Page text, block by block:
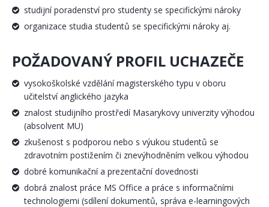
studijní poradenství pro studenty se specifickými nároky
organizace studia studentů se specifickými nároky aj.
POŽADOVANÝ PROFIL UCHAZEČE
vysokoškolské vzdělání magisterského typu v oboru
učitelství anglického jazyka
znalost studijního prostředí Masarykovy univerzity výhodou
(absolvent MU)
zkušenost s podporou nebo s výukou studentů se
zdravotním postižením či znevýhodněním velkou výhodou
dobré komunikační a prezentační dovednosti
dobrá znalost práce MS Office a práce s informačními
technologiemi (sdílení dokumentů, správa e-learningových